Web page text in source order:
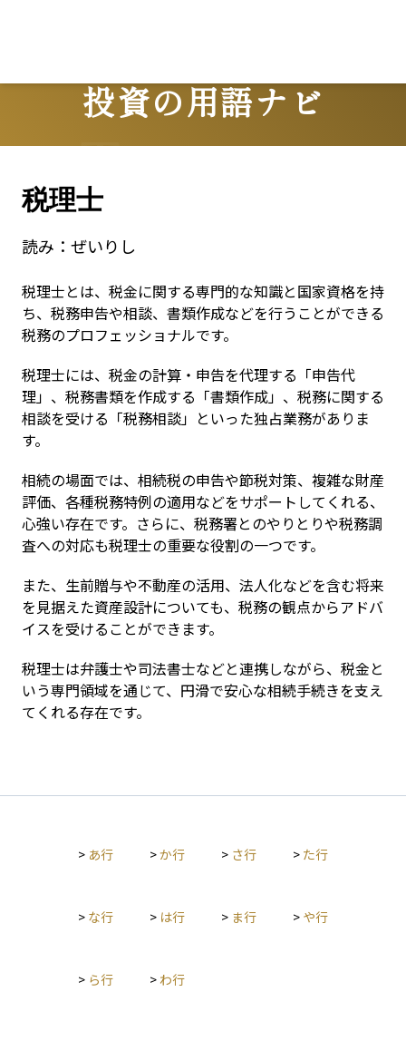
投資の用語ナビ
Terms
税理士
読み： ぜいりし
税理士とは、税金に関する専門的な知識と国家資格を持
ち、税務申告や相談、書類作成などを行うことができる
税務のプロフェッショナルです。
税理士には、税金の計算・申告を代理する「申告代
理」、税務書類を作成する「書類作成」、税務に関する
相談を受ける「税務相談」といった独占業務がありま
す。
相続の場面では、相続税の申告や節税対策、複雑な財産
評価、各種税務特例の適用などをサポートしてくれる、
心強い存在です。さらに、税務署とのやりとりや税務調
査への対応も税理士の重要な役割の一つです。
また、生前贈与や不動産の活用、法人化などを含む将来
を見据えた資産設計についても、税務の観点からアドバ
イスを受けることができます。
税理士は弁護士や司法書士などと連携しながら、税金と
いう専門領域を通じて、円滑で安心な相続手続きを支え
てくれる存在です。
> あ行 >か行 > さ行 > た行
> な行 > は行 > ま行 > や行
> ら行 > わ行